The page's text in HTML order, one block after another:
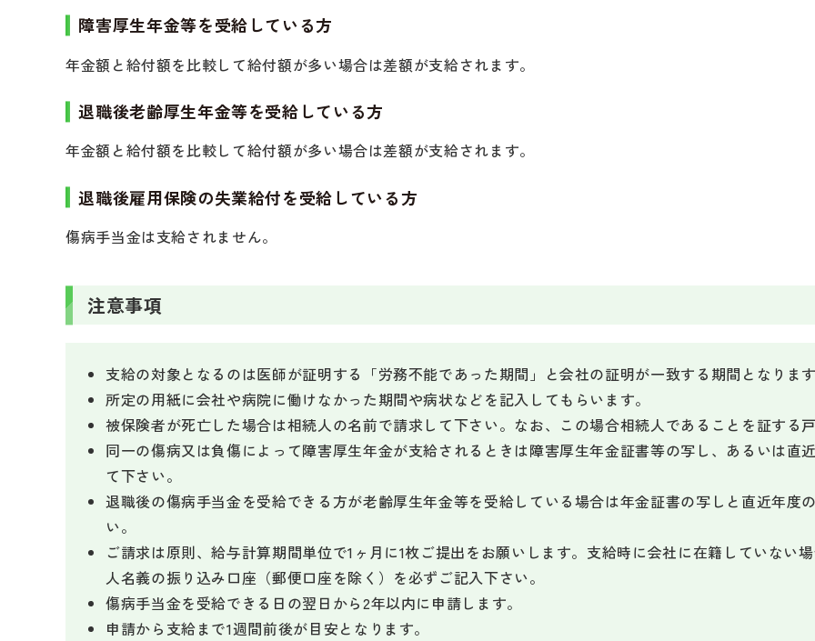
障害厚生年金等を受給している方
年金額と給付額を比較して給付額が多い場合は差額が支給されます。
退職後老齢厚生年金等を受給している方
年金額と給付額を比較して給付額が多い場合は差額が支給されます。
退職後雇用保険の失業給付を受給している方
傷病手当金は支給されません。
注意事項
支給の対象となるのは医師が証明する「労務不能であった期間」と会社の証明が一致する期間となりま
所定の用紙に会社や病院に働けなかった期間や病状などを記入してもらいます。
被保険者が死亡した場合は相続人の名前で請求して下さい。なお、この場合相続人であることを証する
同一の傷病又は負傷によって障害厚生年金が支給されるときは障害厚生年金証書等の写し、あるいは直
て下さい。
退職後の傷病手当金を受給できる方が老齢厚生年金等を受給している場合は年金証書の写しと直近年度
い。
ご請求は原則、給与計算期間単位で1ヶ月に1枚ご提出をお願いします。支給時に会社に在籍していない
人名義の振り込み口座（郵便口座を除く）を必ずご記入下さい。
傷病手当金を受給できる日の翌日から2年以内に申請します。
申請から支給まで1週間前後が目安となります。